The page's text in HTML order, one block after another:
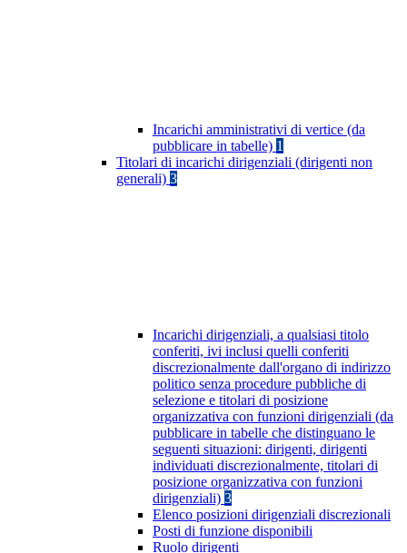
Incarichi amministrativi di vertice (da
pubblicare in tabelle) 1
Titolari di incarichi dirigenziali (dirigenti non
generali) 3
Incarichi dirigenziali, a qualsiasi titolo
conferiti, ivi inclusi quelli conferiti
discrezionalmente dall'organo di indirizzo
politico senza procedure pubbliche di
selezione e titolari di posizione
organizzativa con funzioni dirigenziali (da
pubblicare in tabelle che distinguano le
seguenti situazioni: dirigenti, dirigenti
individuati discrezionalmente, titolari di
posizione organizzativa con funzioni
dirigenziali) 3
Elenco posizioni dirigenziali discrezionali
Posti di funzione disponibili
Ruolo dirigenti